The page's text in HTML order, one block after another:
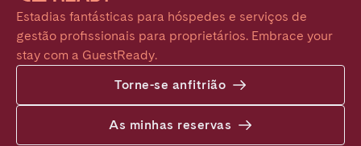
Estadias fantásticas para hóspedes e serviços de
gestão profissionais para proprietários. Embrace your
stay com a GuestReady.
Torne-se anfitrião
As minhas reservas